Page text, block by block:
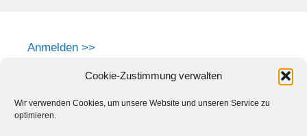
Cookie-Zustimmung verwalten
Wir verwenden Cookies, um unsere Website und unseren Service zu
optimieren.
Anmelden >>